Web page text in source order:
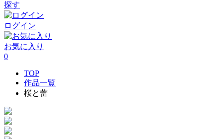
探す
ログイン
お気に入り
0
TOP
作品一覧
桜と蕾